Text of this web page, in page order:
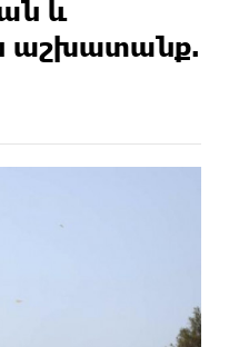
և
աշխատանք.